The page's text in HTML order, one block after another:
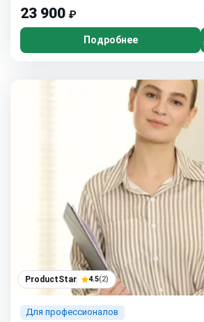
23 900 ₽
Подробнее
ProductStar 4.5(2)
Для профессионалов